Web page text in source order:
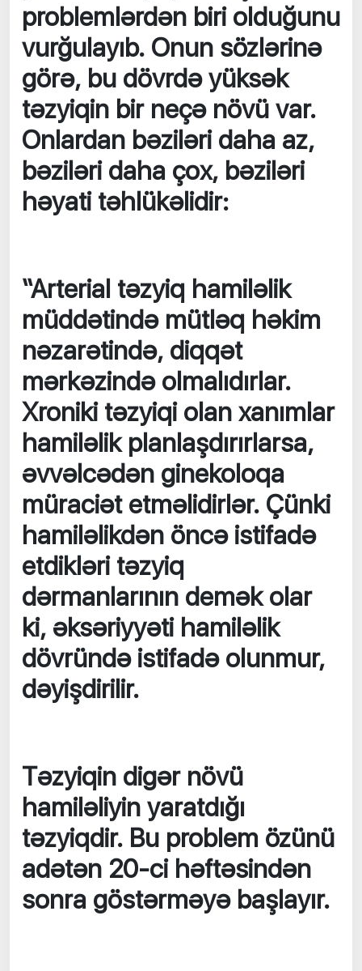
problemlərdən biri olduğunu
vurğulayıb. Onun sözlərinə
görə, bu dövrdə yüksək
təzyiqin bir neçə növü var.
Onlardan bəziləri daha az,
bəziləri daha çox, bəziləri
həyati təhlükəlidir:
“Arterial təzyiq hamiləlik
müddətində mütləq həkim
nəzarətində, diqqət
mərkəzində olmalıdırlar.
Xroniki təzyiqi olan xanımlar
hamiləlik planlaşdırırlarsa,
əvvəlcədən ginekoloqa
müraciət etməlidirlər. Çünki
hamiləlikdən öncə istifadə
etdikləri təzyiq
dərmanlarının demək olar
ki, əksəriyyəti hamiləlik
dövründə istifadə olunmur,
dəyişdirilir.
Təzyiqin digər növü
hamiləliyin yaratdığı
təzyiqdir. Bu problem özünü
adətən 20-ci həftəsindən
sonra göstərməyə başlayır.